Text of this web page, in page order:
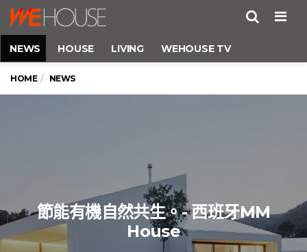
NEWS HOUSE LIVING WEHOUSE TV
HOME NEWS
節能有機自然共生。- 西班牙MM
House